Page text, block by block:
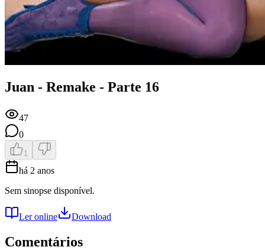
Juan - Remake - Parte 16
47
0
1
há 2 anos
Sem sinopse disponível.
Ler online Download
Comentários